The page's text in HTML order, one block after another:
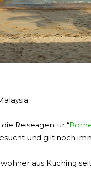
Reiseagentur “
und gilt noch
aus Kuching